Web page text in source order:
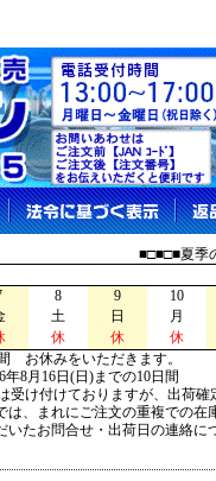
■□■□■夏季
8 9
10
土 日
月
休 休
休
お休みをいただきます。
年8月16日(日)までの10日間
受け付けておりますが、出荷
、まれにご注文の重複での在
たお問合せ・出荷日の連絡に